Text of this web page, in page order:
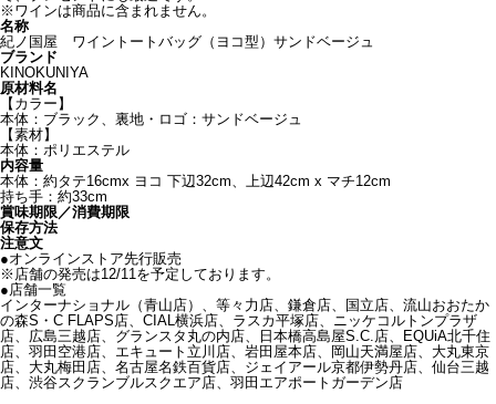
※ワインは商品に含まれません。
名称
紀ノ国屋 ワイントートバッグ（ヨコ型）サンドベージュ
ブランド
KINOKUNIYA
原材料名
【カラー】
本体：ブラック、裏地・ロゴ：サンドベージュ
【素材】
本体：ポリエステル
内容量
本体：約タテ16cmx ヨコ 下辺32cm、上辺42cm x マチ12cm
持ち手：約33cm
賞味期限／消費期限
保存方法
注意文
●オンラインストア先行販売
※店舗の発売は12/11を予定しております。
●店舗一覧
インターナショナル（青山店）、等々力店、鎌倉店、国立店、流山おおたか
の森S・C FLAPS店、CIAL横浜店、ラスカ平塚店、ニッケコルトンプラザ
店、広島三越店、グランスタ丸の内店、日本橋高島屋S.C.店、EQUiA北千住
店、羽田空港店、エキュート立川店、岩田屋本店、岡山天満屋店、大丸東京
店、大丸梅田店、名古屋名鉄百貨店、ジェイアール京都伊勢丹店、仙台三越
店、渋谷スクランブルスクエア店、羽田エアポートガーデン店